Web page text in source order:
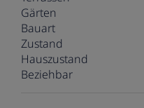
Gärten
Bauart
Zustand
Hauszustand
Beziehbar